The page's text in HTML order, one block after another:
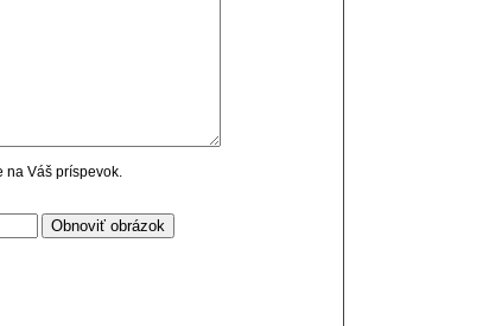
na Váš príspevok.